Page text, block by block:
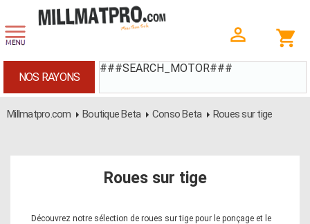
###SEARCH_MOTOR###
NOS RAYONS
Millmatpro.com Boutique Beta Conso Beta Roues sur tige
Roues sur tige
Découvrez notre sélection de roues sur tige pour le ponçage et le